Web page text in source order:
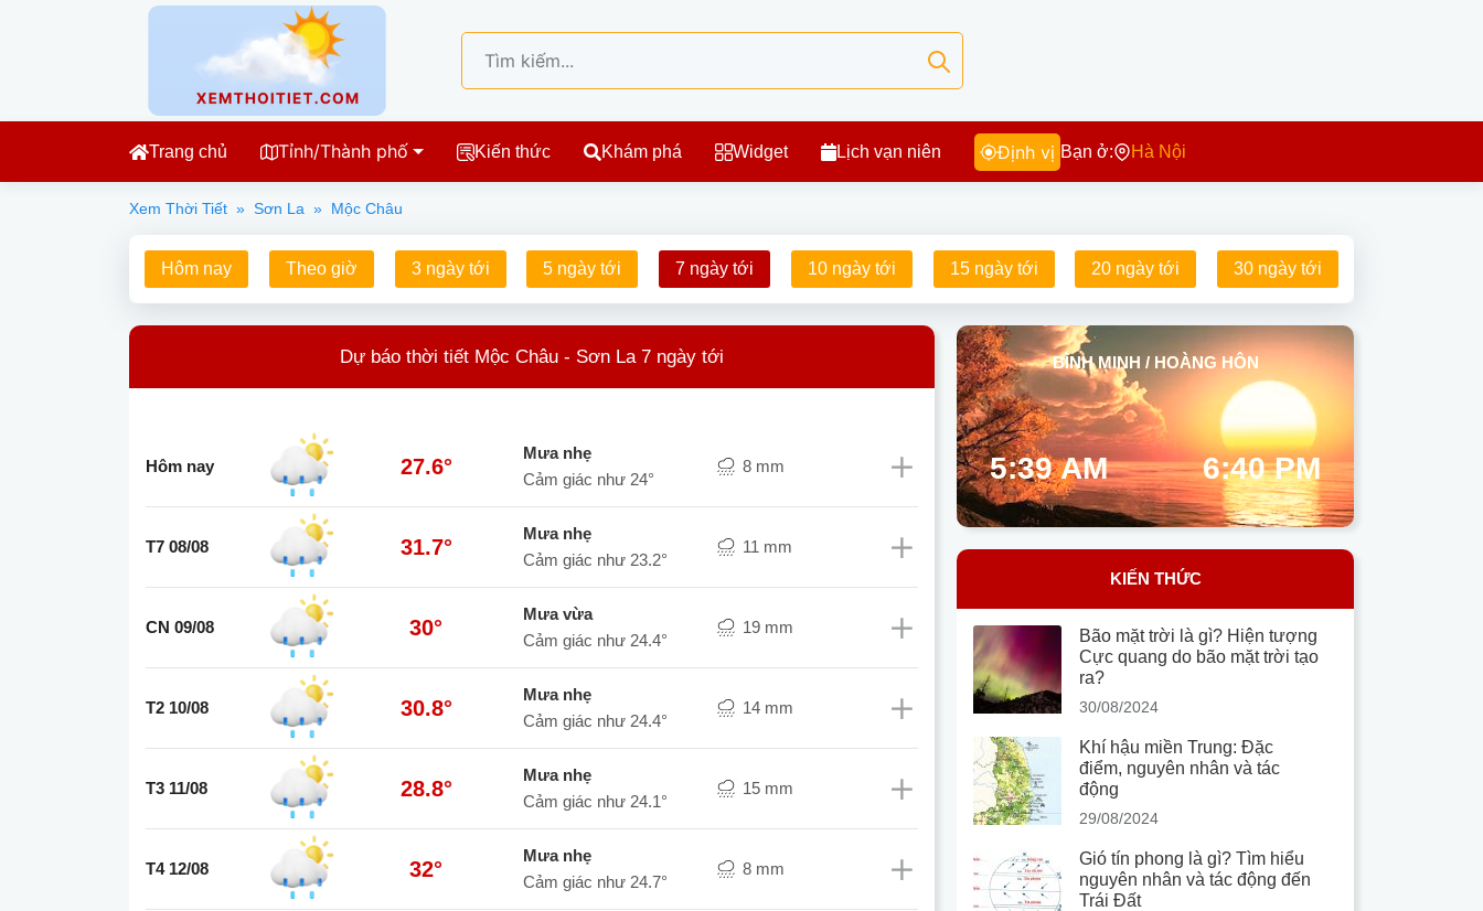
Trang chủ Tỉnh/Thành phố Kiến thức Khám phá Widget Lịch vạn niên Định vị Bạn ở: Hà Nội
Xem Thời Tiết » Sơn La » Mộc Châu
Hôm nay Theo giờ 3 ngày tới 5 ngày tới 7 ngày tới 10 ngày tới 15 ngày tới 20 ngày tới 30 ngày tới
Dự báo thời tiết Mộc Châu - Sơn La 7 ngày tới
Hôm nay 27.6°
mưa nhẹ
Cảm giác như 24°
8 mm
T7 08/08 31.7°
mưa nhẹ
Cảm giác như 23.2°
11 mm
CN 09/08 30°
mưa vừa
Cảm giác như 24.4°
19 mm
T2 10/08 30.8°
mưa nhẹ
Cảm giác như 24.4°
14 mm
T3 11/08 28.8°
mưa nhẹ
Cảm giác như 24.1°
15 mm
T4 12/08 32°
mưa nhẹ
Cảm giác như 24.7°
8 mm
BÌNH MINH / HOÀNG HÔN
5:39 AM 6:40 PM
KIẾN THỨC
Bão mặt trời là gì? Hiện tượng
Cực quang do bão mặt trời tạo
ra?
30/08/2024
Khí hậu miền Trung: Đặc
điểm, nguyên nhân và tác
động
29/08/2024
Gió tín phong là gì? Tìm hiểu
nguyên nhân và tác động đến
Trái Đất